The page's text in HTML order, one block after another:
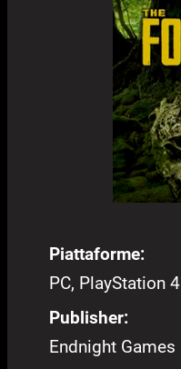
Piattaforme:
PC, PlayStation 4
Publisher:
Endnight Games